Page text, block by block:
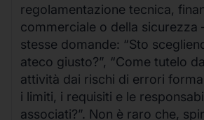
regolamentazione tecnica,
commerciale o della sicurezza
stesse domande: “Sto
ateco giusto?”, “Come tutelo
attività dai rischi di errori
i limiti, i requisiti e le
associati?”. Non è raro che,